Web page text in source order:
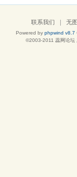
联系我们 无
Powered by phpwind v8.7
©2003-2011 蕊网论坛